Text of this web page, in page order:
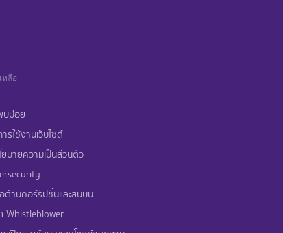
หลือ
บบ่อย
รใช้งานเว็บไซต์
ยบายความเป็นส่วนตัว
ต้านคอร์รัปชั่นและสินบน
Whistleblower